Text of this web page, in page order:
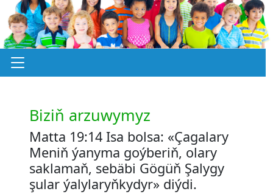
Biziň arzuwymyz
Matta 19:14 Isa bolsa: «Çagalary
Meniň ýanyma goýberiň, olary
saklamaň, sebäbi Gögüň Şalygy
şular ýalylaryňkydyr» diýdi.